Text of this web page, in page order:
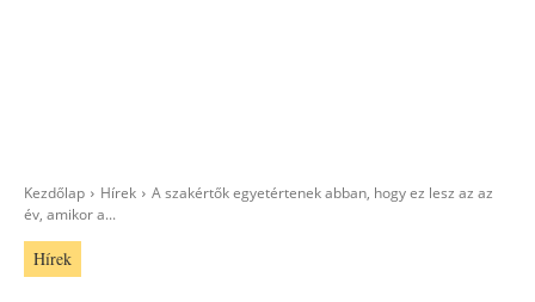
Kezdőlap Hírek
A szakértők egyetértenek abban, hogy ez lesz az az
év, amikor a...
Hírek